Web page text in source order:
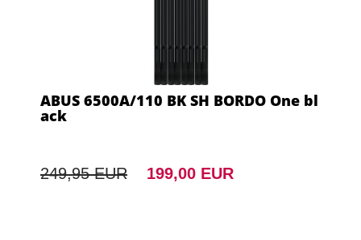
ABUS 6500A/110 BK SH BORDO One bl
ack
249,95 EUR 199,00 EUR